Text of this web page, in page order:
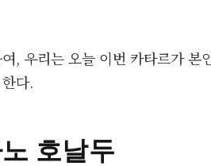
, 우리는 오늘 이번 카타르가 본
다.
호날두